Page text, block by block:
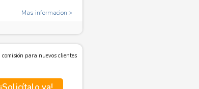
Mas informacion
comisión para nuevos clientes